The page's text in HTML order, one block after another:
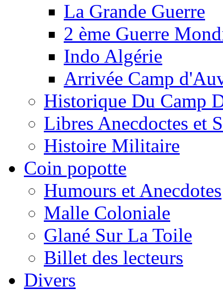
La Grande Guerre
2 ème Guerre
Indo Algérie
Arrivée Camp
Historique Du Camp
Libres Anecdoctes et
Histoire Militaire
Coin popotte
Humours et Anecdotes
Malle Coloniale
Glané Sur La Toile
Billet des lecteurs
Divers